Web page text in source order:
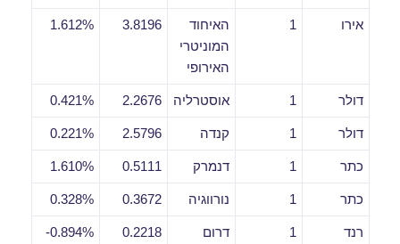
אירו 1
האיחוד
המוניטרי
האירופי
3.8196
1.612%
דולר 1 אוסטרליה 2.2676
0.421%
דולר 1 קנדה 2.5796
0.221%
כתר 1 דנמרק 0.5111
1.610%
כתר 1 נורווגיה 0.3672
0.328%
רנד 1
דרום
0.2218
0.894%-